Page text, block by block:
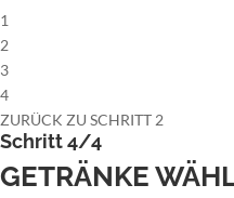
1
2
3
4
ZURÜCK ZU SCHRITT 2
Schritt 4/4
GETRÄNKE